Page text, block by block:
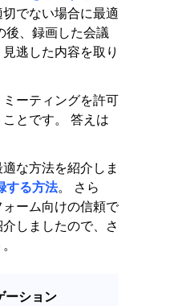
でない場合に最適
後、録画した会議
逃した内容を取り
ーティングを許可
とです。 答えは
な方法を紹介しま
する方法。 さら
ーム向けの信頼で
しましたので、さ
ーション